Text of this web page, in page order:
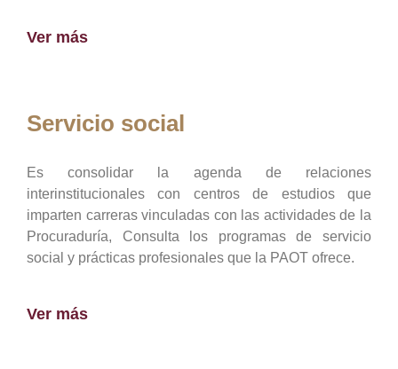
Ver más
Servicio social
Es consolidar la agenda de relaciones
interinstitucionales con centros de estudios que
imparten carreras vinculadas con las actividades de la
Procuraduría, Consulta los programas de servicio
social y prácticas profesionales que la PAOT ofrece.
Ver más